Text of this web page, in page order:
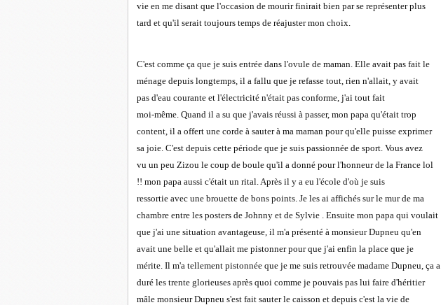
vie en me disant que l'occasion de mourir finirait bien par se représenter plus
tard et qu'il serait toujours temps de réajuster mon choix.
C'est comme ça que je suis entrée dans l'ovule de maman. Elle avait pas fait le
ménage depuis longtemps, il a fallu que je refasse tout, rien n'allait, y avait
pas d'eau courante et l'électricité n'était pas conforme, j'ai tout fait
moi-même. Quand il a su que j'avais réussi à passer, mon papa qu'était trop
content, il a offert une corde à sauter à ma maman pour qu'elle puisse exprimer
sa joie. C'est depuis cette période que je suis passionnée de sport. Vous avez
vu un peu Zizou le coup de boule qu'il a donné pour l'honneur de la France lol
!! mon papa aussi c'était un rital. Après il y a eu l'école d'où je suis
ressortie avec une brouette de bons points. Je les ai affichés sur le mur de ma
chambre entre les posters de Johnny et de Sylvie . Ensuite mon papa qui voulait
que j'ai une situation avantageuse, il m'a présenté à monsieur Dupneu qu'en
avait une belle et qu'allait me pistonner pour que j'ai enfin la place que je
mérite. Il m'a tellement pistonnée que je me suis retrouvée madame Dupneu, ça a
duré les trente glorieuses après quoi comme je pouvais pas lui faire d'héritier
mâle monsieur Dupneu s'est fait sauter le caisson et depuis c'est la vie de